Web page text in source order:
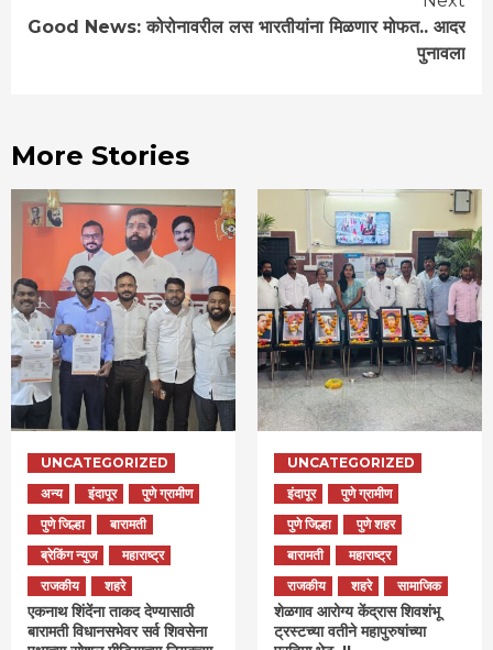
Good News: कोरोनावरील लस भारतीयांना मिळणार मोफत.. आदर
पुनावला
More Stories
UNCATEGORIZED
अन्य
इंदापूर
पुणे ग्रामीण
पुणे जिल्हा
बारामती
ब्रेकिंग न्युज
महाराष्ट्र
राजकीय
शहरे
एकनाथ शिंदेंना ताकद देण्यासाठी
बारामती विधानसभेवर सर्व शिवसेना
UNCATEGORIZED
इंदापूर
पुणे ग्रामीण
पुणे जिल्हा
पुणे शहर
बारामती
महाराष्ट्र
राजकीय
शहरे सामाजिक
शेळगाव आरोग्य केंद्रास शिवशंभू
ट्रस्टच्या वतीने महापुरुषांच्या